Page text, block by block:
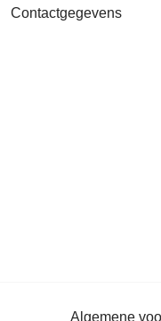
Contactgegevens
Algemene